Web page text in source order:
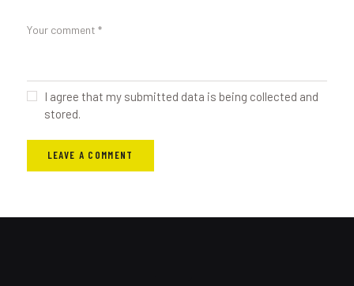
I agree that my submitted data is being collected and
stored.